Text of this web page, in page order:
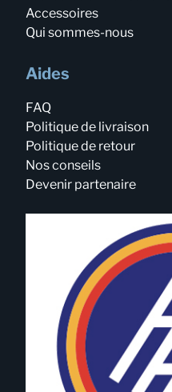
Accessoires
Qui sommes-nous
Aides
FAQ
Politique de livraison
Politique de retour
Nos conseils
Devenir partenaire